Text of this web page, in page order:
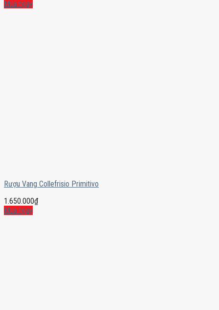
Mua ngay
Rượu Vang Collefrisio Primitivo
1.650.000₫
Mua ngay